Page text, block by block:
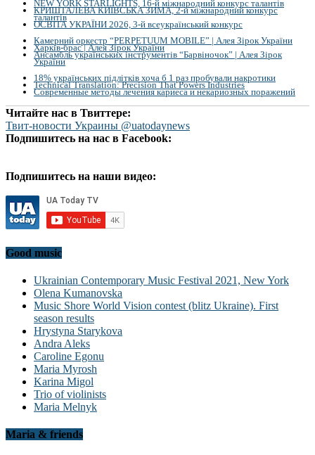
NEW YORK STARLIGHTS, 16-й міжнародний конкурс талантів
КРИШТАЛЕВА КИЇВСЬКА ЗИМА, 2-й міжнародний конкурс
талантів
ОСВІТА УКРАЇНИ 2026, 3-й всеукраїнський конкурс
Камерний оркестр “PERPETUUM MOBILE” | Алея Зірок України
Харків-брас | Алея Зірок України
Ансамбль українських інструментів “Барвіночок” | Алея Зірок
України
18% українських підлітків хоча б 1 раз пробували накротики
Technical Translation: Precision That Powers Industries
Современные методы лечения кариеса и некариозных поражений
Читайте нас в Твиттере:
Твит-новости Украины @uatodaynews
Подпишитесь на нас в Facebook:
Подпишитесь на наши видео:
Good music
Ukrainian Contemporary Music Festival 2021, New York
Olena Kumanovska
Music Shore World Vision contest (blitz Ukraine). First
season results
Hrystyna Starykova
Andra Aleks
Caroline Egonu
Maria Myrosh
Karina Migol
Trio of violinists
Maria Melnyk
Maria & friends